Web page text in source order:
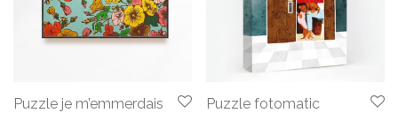
Puzzle je m’emmerdais Puzzle fotomatic